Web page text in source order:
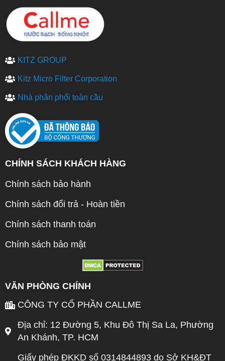
KITZ GROUP
Kitz Micro Filter Corporation
Nhà phân phối toàn cầu
CHÍNH SÁCH KHÁCH HÀNG
Chính sách bảo hành
Chính sách đổi trả - Hoàn tiền
Chính sách thanh toán
Chính sách bảo mật
VĂN PHÒNG CHÍNH
CÔNG TY CỔ PHẦN CALLME
Địa chỉ: 12 Đường 5, Khu Đô Thị Sa La, Phường
An Khánh, TP. HCM
Giấy phép ĐKKD số 0314844893 do Sở KH&ĐT